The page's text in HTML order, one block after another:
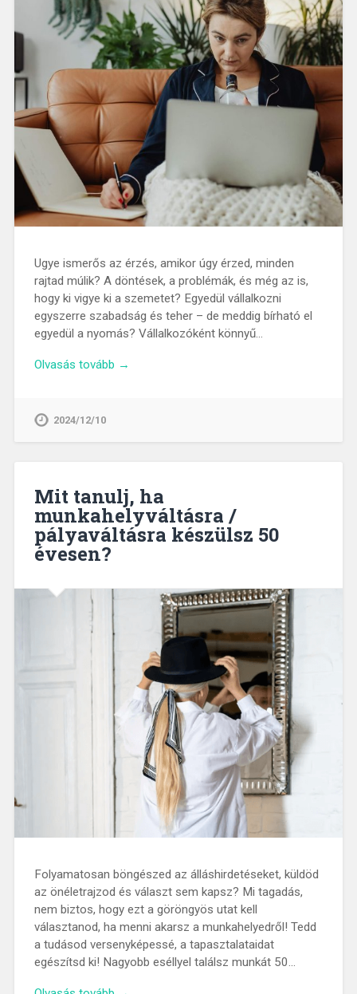
Ugye ismerős az érzés, amikor úgy érzed, minden
rajtad múlik? A döntések, a problémák, és még az is,
hogy ki vigye ki a szemetet? Egyedül vállalkozni
egyszerre szabadság és teher – de meddig bírható el
egyedül a nyomás? Vállalkozóként könnyű…
Olvasás tovább →
2024/12/10
Mit tanulj, ha
munkahelyváltásra /
pályaváltásra készülsz 50
évesen?
Folyamatosan böngészed az álláshirdetéseket, küldöd
az önéletrajzod és választ sem kapsz? Mi tagadás,
nem biztos, hogy ezt a göröngyös utat kell
választanod, ha menni akarsz a munkahelyedről! Tedd
a tudásod versenyképessé, a tapasztalataidat
egészítsd ki! Nagyobb eséllyel találsz munkát 50…